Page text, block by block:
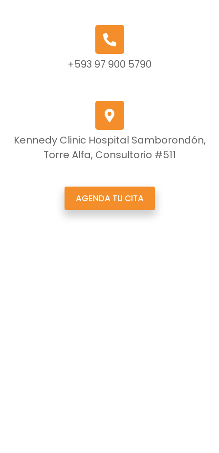
+593 97 900 5790
Kennedy Clinic Hospital Samborondón,
Torre Alfa, Consultorio #511
AGENDA TU CITA